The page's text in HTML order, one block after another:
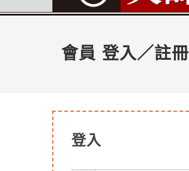
會員 登入／註冊
登入